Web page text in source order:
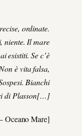
ordinate.
niente. Il mare
esistiti. Se c’è
è vita falsa,
Bianchi
di Plasson[…]
Oceano Mare]